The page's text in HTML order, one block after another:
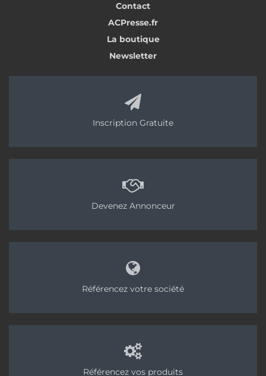
Contact
ACPresse.fr
La boutique
Newsletter
Inscription Gratuite
Devenez Annonceur
Référencez votre société
Référencez vos produits